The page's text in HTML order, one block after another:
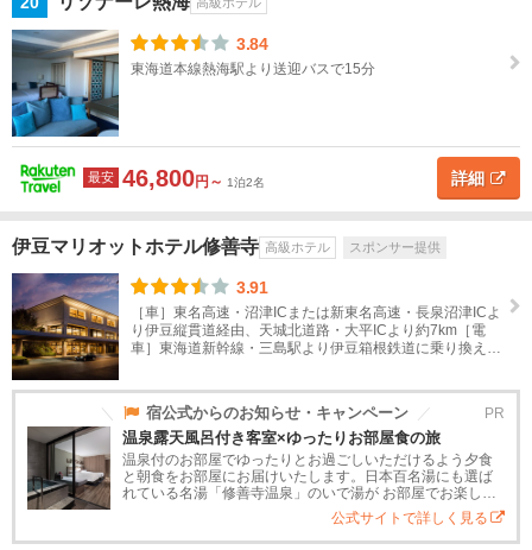
3.84
東海道本線熱海駅より送迎バスで15分
最安 46,800円～ 1泊2名 詳細
伊豆マリオットホテル修善寺 高級ホテル スポンサー提供
3.91
［車］東名高速・沼津ICまたは新東名高速・長泉沼津ICよ
り伊豆縦貫道経由、天城北道路・大平ICより約7km［電
車］東海道新幹線・三島駅より伊豆箱根鉄道に乗り換え修
宿公式からのお知らせ・キャンペーン PR
温泉露天風呂付き客室×ゆったりお部屋食の旅
温泉付のお部屋でゆったりとお過ごしいただけるよう夕食
と朝食をお部屋にお届けいたします。日本百名湯にも選ば
れている名湯「修善寺温泉」のいで湯が お部屋でお楽しみ
いただけますのでどうぞ時を忘れて贅沢湯浴みをお楽しみ
ください。【プラン内容】・宿泊...公式サイトで詳しく見る